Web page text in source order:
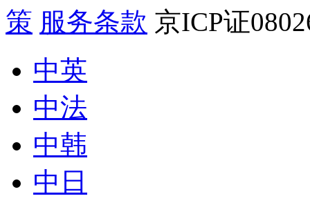
策 服务条款 京ICP证
中英
中法
中韩
中日